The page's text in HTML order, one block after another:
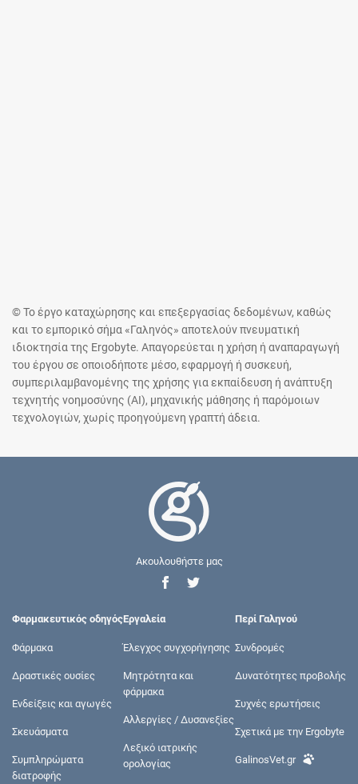
© Το έργο καταχώρησης και επεξεργασίας δεδομένων, καθώς
και το εμπορικό σήμα «Γαληνός» αποτελούν πνευματική
ιδιοκτησία της Ergobyte. Απαγορεύεται η χρήση ή αναπαραγωγή
του έργου σε οποιοδήποτε μέσο, εφαρμογή ή συσκευή,
συμπεριλαμβανομένης της χρήσης για εκπαίδευση ή ανάπτυξη
τεχνητής νοημοσύνης (AI), μηχανικής μάθησης ή παρόμοιων
τεχνολογιών, χωρίς προηγούμενη γραπτή άδεια.
Ακουλουθήστε μας
Φαρμακευτικός οδηγός
Φάρμακα
Δραστικές ουσίες
Ενδείξεις και αγωγές
Σκευάσματα
Συμπληρώματα
διατροφής
Εργαλεία
Έλεγχος συγχορήγησης
Μητρότητα και
φάρμακα
Αλλεργίες / Δυσανεξίες
Λεξικό ιατρικής
ορολογίας
Περί Γαληνού
Συνδρομές
Δυνατότητες προβολής
Συχνές ερωτήσεις
Σχετικά με την Ergobyte
GalinosVet.gr